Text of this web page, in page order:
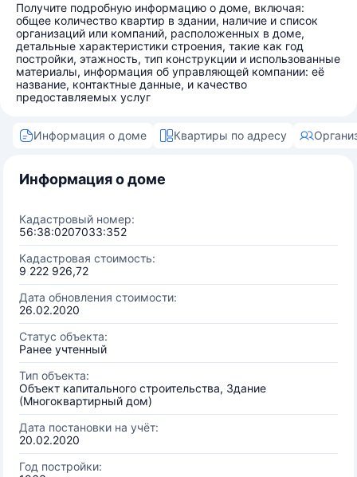
Получите подробную информацию о доме, включая:
общее количество квартир в здании, наличие и список
организаций или компаний, расположенных в доме,
детальные характеристики строения, такие как год
постройки, этажность, тип конструкции и использованные
материалы, информация об управляющей компании: её
название, контактные данные, и качество
предоставляемых услуг
Информация о доме Квартиры по адресу
Информация о доме
Кадастровый номер:
56:38:0207033:352
Кадастровая стоимость:
9 222 926,72
Дата обновления стоимости:
26.02.2020
Статус объекта:
Ранее учтенный
Тип объекта:
Объект капитального строительства, Здание
(Многоквартирный дом)
Дата постановки на учёт:
20.02.2020
Год постройки: